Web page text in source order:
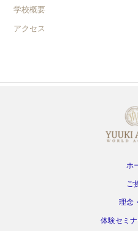
学校概要
アクセス
ホ
ご
理念
体験セミ